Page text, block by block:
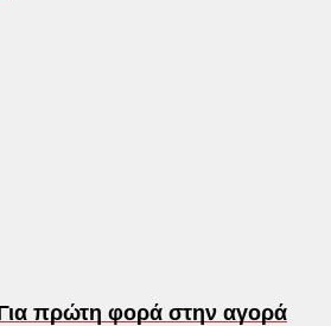
πρώτη φορά στην αγορά